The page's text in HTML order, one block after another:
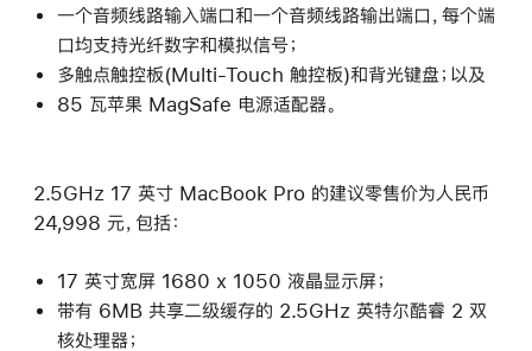
一个音频线路输入端口和一个音频线路输出端口，每个端
口均支持光纤数字和模拟信号；
多触点触控板(Multi-Touch 触控板)和背光键盘；以及
85 瓦苹果 MagSafe 电源适配器。
2.5GHz 17 英寸 MacBook Pro 的建议零售价为人民币
24,998 元，包括：
17 英寸宽屏 1680 x 1050 液晶显示屏；
带有 6MB 共享二级缓存的 2.5GHz 英特尔酷睿 2 双
核处理器；